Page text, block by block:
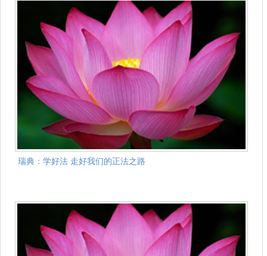
瑞典：学好法 走好我们的正法之路